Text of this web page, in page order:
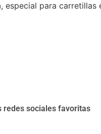
especial para carretillas
redes sociales favoritas